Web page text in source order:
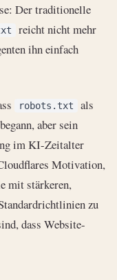
Der traditionelle
reicht nicht mehr
ihn einfach
robots.txt
als
begann, aber sein
im KI-Zeitalter
Motivation,
mit stärkeren,
zu
dass Website-